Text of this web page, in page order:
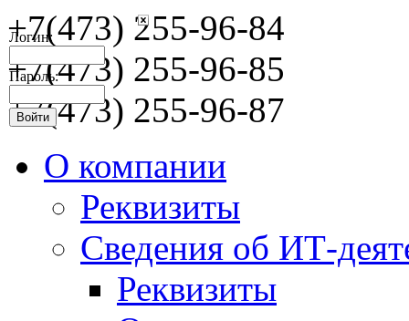
Логин:
Пароль:
+7(473) 255-96-84
+7(473) 255-96-85
+7(473) 255-96-87
О компании
Реквизиты
Сведения об ИТ-
Реквизиты